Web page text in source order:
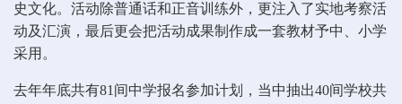
史文化。活动除普通话和正音训练外，更注入了实地考察活
动及汇演，最后更会把活动成果制作成一套教材予中、小学
采用。
去年年底共有81间中学报名参加计划，当中抽出40间学校共